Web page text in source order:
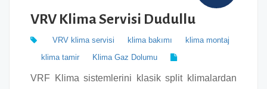
VRV Klima Servisi Dudullu
VRV klima servisi klima bakımı
klima montaj
klima tamir
Klima Gaz Dolumu
VRF Klima sistemlerini klasik split klimalardan